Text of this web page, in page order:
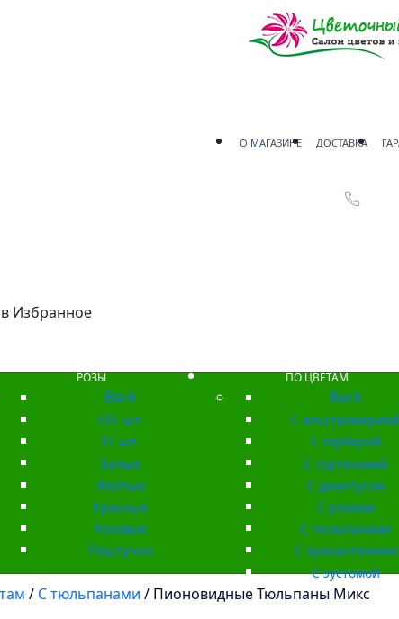
О МАГАЗИНЕ ДОСТАВКА
Избранное
РОЗЫ
Back
101 шт.
51 шт.
Белые
Жёлтые
Красные
Розовые
Поштучно
ПО ЦВЕТАМ
Back
С альстромерией
С герберой
С гортензией
С диантусом
С розами
С тюльпанами
С хризантемами
С эустомой
/ С тюльпанами / Пионовидные Тюльпаны Микс